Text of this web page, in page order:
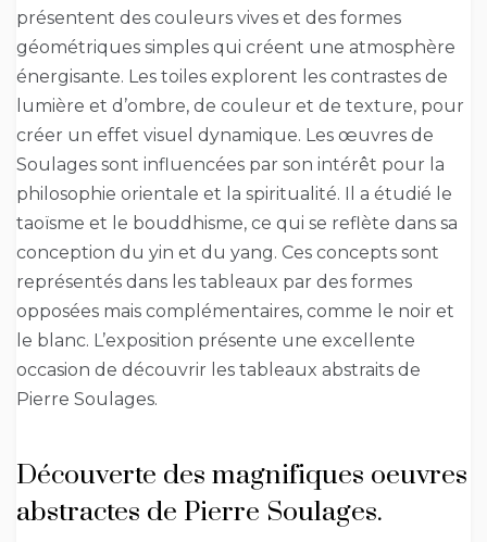
présentent des couleurs vives et des formes
géométriques simples qui créent une atmosphère
énergisante. Les toiles explorent les contrastes de
lumière et d’ombre, de couleur et de texture, pour
créer un effet visuel dynamique. Les œuvres de
Soulages sont influencées par son intérêt pour la
philosophie orientale et la spiritualité. Il a étudié le
taoïsme et le bouddhisme, ce qui se reflète dans sa
conception du yin et du yang. Ces concepts sont
représentés dans les tableaux par des formes
opposées mais complémentaires, comme le noir et
le blanc. L’exposition présente une excellente
occasion de découvrir les tableaux abstraits de
Pierre Soulages.
Découverte des magnifiques oeuvres
abstractes de Pierre Soulages.